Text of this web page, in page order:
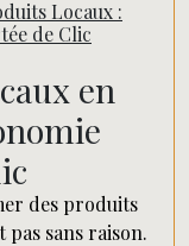
Locaux :
de Clic
en
des produits
pas sans raison.